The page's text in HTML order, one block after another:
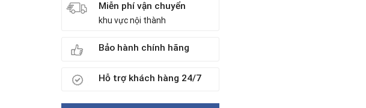
Miễn phí vận chuyển
khu vực nội thành
Bảo hành chính hãng
Hỗ trợ khách hàng 24/7